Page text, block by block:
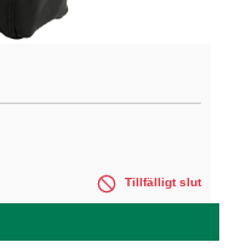
Tillfälligt slut